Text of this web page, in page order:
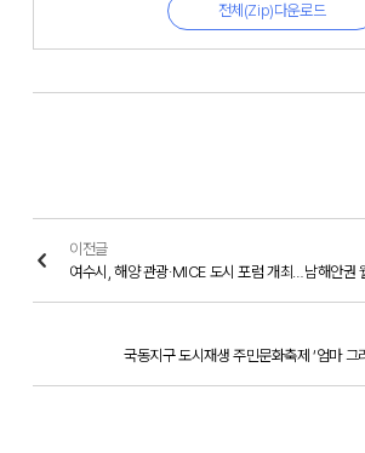
전체(Zip)다운로드
이전글
여수시, 해양 관광·MICE 도시 포럼 개최…남해안권
국동지구 도시재생 주민문화축제 ‘엄마 그